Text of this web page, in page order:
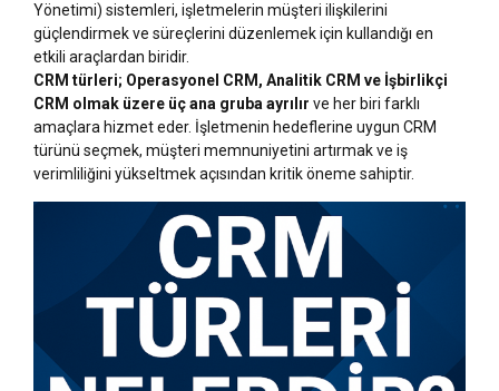
Yönetimi) sistemleri, işletmelerin müşteri ilişkilerini
güçlendirmek ve süreçlerini düzenlemek için kullandığı en
etkili araçlardan biridir.
CRM türleri; Operasyonel CRM, Analitik CRM ve İşbirlikçi
CRM olmak üzere üç ana gruba ayrılır ve her biri farklı
amaçlara hizmet eder. İşletmenin hedeflerine uygun CRM
türünü seçmek, müşteri memnuniyetini artırmak ve iş
verimliliğini yükseltmek açısından kritik öneme sahiptir.